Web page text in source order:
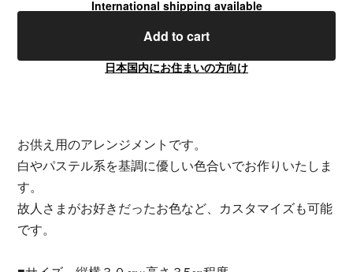
International shipping available
Add to cart
日本国内にお住まいの方向け
お供え用のアレンジメントです。
白やパステル系を基調に優しい色合いでお作りいたしま
す。
故人さまがお好きだったお色など、カスタマイズも可能
です。